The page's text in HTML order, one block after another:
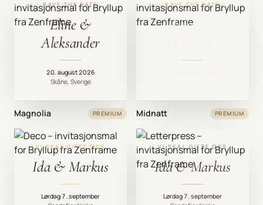
SAVE THE DATE
Eline &
Aleksander
20. august 2026
Skåne, Sverige
Magnolia PREMIUM
SAVE THE DATE
Eline &
Midnatt PREMIUM
VI SKAL GIFTE OSS
Ida & Markus
Lørdag 7. september
VI SKAL GIFTE OSS
Ida & Markus
Lørdag 7. september